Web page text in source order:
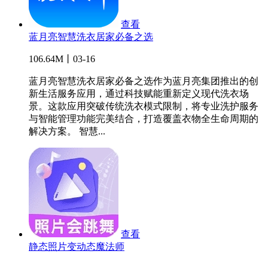
查看
蓝月亮智慧洗衣居家必备之选
106.64M丨03-16
蓝月亮智慧洗衣居家必备之选作为蓝月亮集团推出的创
新生活服务应用，通过科技赋能重新定义现代洗衣场
景。这款应用突破传统洗衣模式限制，将专业洗护服务
与智能管理功能完美结合，打造覆盖衣物全生命周期的
解决方案。 智慧...
查看
静态照片变动态魔法师